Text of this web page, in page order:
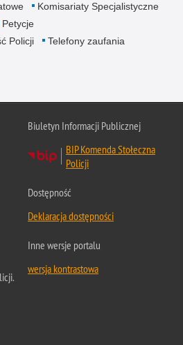
Komisariaty Specjalistyczne
Petycje
Policji
Telefony zaufania
Biuletyn Informacji Publicznej
BIP Komenda Stołeczna
Policji
Dostępność
Deklaracja dostępności
Inne wersje portalu
wersja kontrastowa